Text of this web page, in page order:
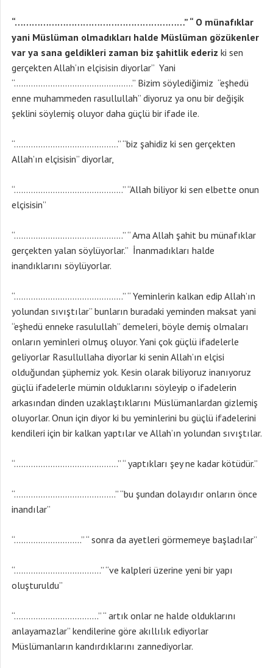
“……………………………………………………” “ O münafıklar
yani Müslüman olmadıkları halde Müslüman gözükenler
var ya sana geldikleri zaman biz şahitlik ederiz ki sen
gerçekten Allah’ın elçisisin diyorlar” Yani
“………………………………………….” Bizim söylediğimiz “eşhedü
enne muhammeden rasullullah” diyoruz ya onu bir değişik
şeklini söylemiş oluyor daha güçlü bir ifade ile.
“…………………………………….” “biz şahidiz ki sen gerçekten
Allah’ın elçisisin” diyorlar,
“………………………………………” “Allah biliyor ki sen elbette onun
elçisisin”
“………………………………………” “ Ama Allah şahit bu münafıklar
gerçekten yalan söylüyorlar.” İnanmadıkları halde
inandıklarını söylüyorlar.
“………………………………………” “ Yeminlerin kalkan edip Allah’ın
yolundan sıvıştılar” bunların buradaki yeminden maksat yani
“eşhedü enneke rasulullah” demeleri, böyle demiş olmaları
onların yeminleri olmuş oluyor. Yani çok güçlü ifadelerle
geliyorlar Rasullullaha diyorlar ki senin Allah’ın elçisi
olduğundan şüphemiz yok. Kesin olarak biliyoruz inanıyoruz
güçlü ifadelerle mümin olduklarını söyleyip o ifadelerin
arkasından dinden uzaklaştıklarını Müslümanlardan gizlemiş
oluyorlar. Onun için diyor ki bu yeminlerini bu güçlü ifadelerini
kendileri için bir kalkan yaptılar ve Allah’ın yolundan sıvıştılar.
“…………………………………….” “ yaptıkları şey ne kadar kötüdür.”
“……………………………………” “bu şundan dolayıdır onların önce
inandılar”
“……………………….” “ sonra da ayetleri görmemeye başladılar”
“………………………………” “ve kalpleri üzerine yeni bir yapı
oluşturuldu”
“……………………………..” “ artık onlar ne halde olduklarını
anlayamazlar” kendilerine göre akıllılık ediyorlar
Müslümanların kandırdıklarını zannediyorlar.